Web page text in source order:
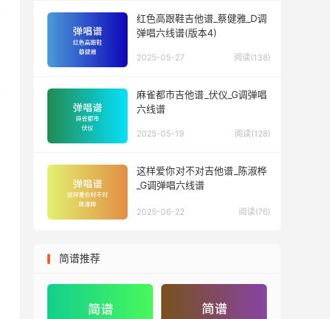
红色高跟鞋吉他谱_蔡健雅_D调
弹唱六线谱(版本4)
2025-05-27 阅读(138)
麻雀都市吉他谱_伏仪_G调弹唱
六线谱
2025-05-19 阅读(128)
这样爱你对不对吉他谱_陈淑桦
_G调弹唱六线谱
2025-06-22 阅读(76)
简谱推荐